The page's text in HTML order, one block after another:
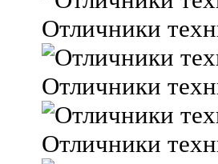
Отличники
Отличники
Отличники